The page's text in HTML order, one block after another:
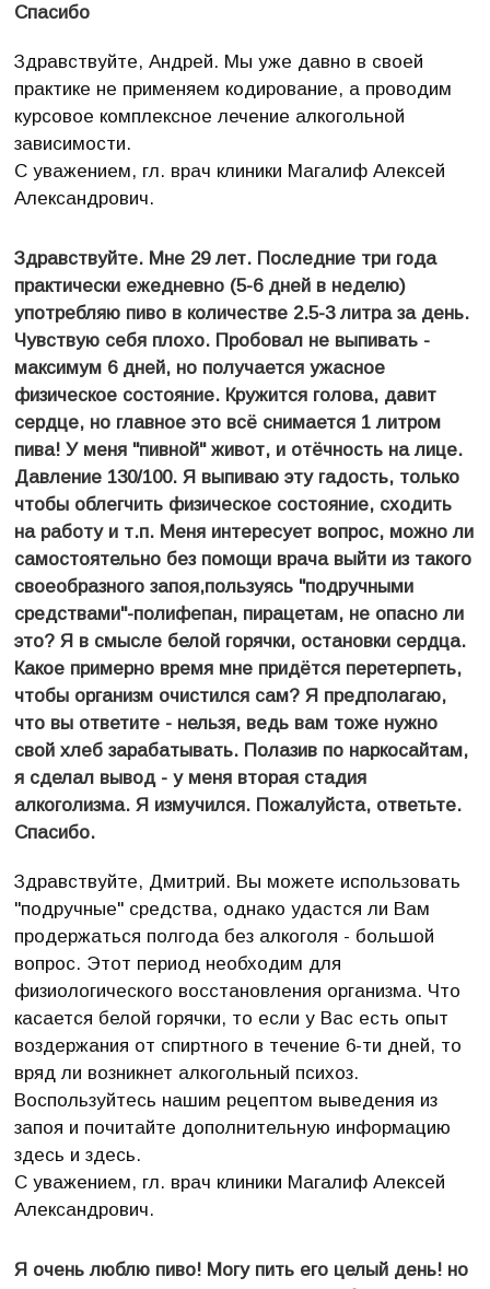
Спасибо
Здравствуйте, Андрей. Мы уже давно в своей
практике не применяем кодирование, а проводим
курсовое комплексное лечение алкогольной
зависимости.
С уважением, гл. врач клиники Магалиф Алексей
Александрович.
Здравствуйте. Мне 29 лет. Последние три года
практически ежедневно (5-6 дней в неделю)
употребляю пиво в количестве 2.5-3 литра за день.
Чувствую себя плохо. Пробовал не выпивать -
максимум 6 дней, но получается ужасное
физическое состояние. Кружится голова, давит
сердце, но главное это всё снимается 1 литром
пива! У меня "пивной" живот, и отёчность на лице.
Давление 130/100. Я выпиваю эту гадость, только
чтобы облегчить физическое состояние, сходить
на работу и т.п. Меня интересует вопрос, можно ли
самостоятельно без помощи врача выйти из такого
своеобразного запоя,пользуясь "подручными
средствами"-полифепан, пирацетам, не опасно ли
это? Я в смысле белой горячки, остановки сердца.
Какое примерно время мне придётся перетерпеть,
чтобы организм очистился сам? Я предполагаю,
что вы ответите - нельзя, ведь вам тоже нужно
свой хлеб зарабатывать. Полазив по наркосайтам,
я сделал вывод - у меня вторая стадия
алкоголизма. Я измучился. Пожалуйста, ответьте.
Спасибо.
Здравствуйте, Дмитрий. Вы можете использовать
"подручные" средства, однако удастся ли Вам
продержаться полгода без алкоголя - большой
вопрос. Этот период необходим для
физиологического восстановления организма. Что
касается белой горячки, то если у Вас есть опыт
воздержания от спиртного в течение 6-ти дней, то
вряд ли возникнет алкогольный психоз.
Воспользуйтесь нашим рецептом выведения из
запоя и почитайте дополнительную информацию
здесь и здесь.
С уважением, гл. врач клиники Магалиф Алексей
Александрович.
Я очень люблю пиво! Могу пить его целый день! но